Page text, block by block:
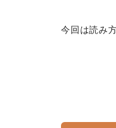
今回は読み